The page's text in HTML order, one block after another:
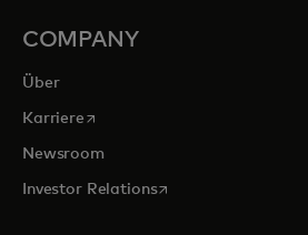
COMPANY
Über
Karrierewird in einer neuen
Newsroom
Investor Relationswird in einer neuen